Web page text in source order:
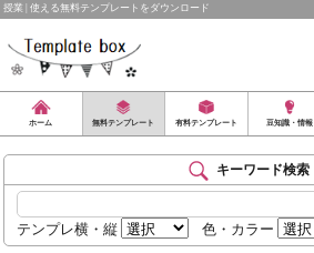
授業 | 使える無料テンプレートをダウンロード
ホーム 無料テンプレート 有料テンプレート 豆知識・情報
キーワード検索
テンプレ横・縦 色・カラー